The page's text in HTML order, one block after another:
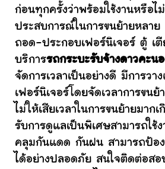
ก่อนทุกครั้งว่าพร้อมใช้งานหรือไ
ประสบการณ์ในการขนย้ายหลา
ถอด-ประกอบเฟอร์นิเจอร์ ตู้ เตี
บริการรถกระบะรับจ้างดาวคะน
จัดการเวลาเป็นอย่างดี มีการวา
เฟอร์นิเจอร์โดยจัดเวลาการขนย้
ไม่ให้เสียเวลาในการขนย้ายมาก
รับการดูแลเป็นพิเศษสามารถใช้
คลุมกันแดด กันฝน สามารถป้อง
ได้อย่างปลอดภัย สนใจติดต่อสอ